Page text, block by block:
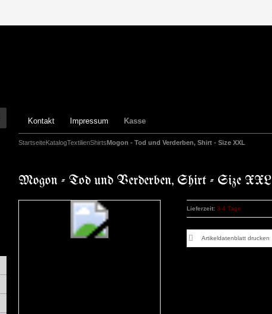
Kontakt Impressum Kasse
StartseiteKatalogTextilienShirtsMogon - Tod und Verderben, Shirt - Size XXL
Mogon - Tod und Verderben, Shirt - Size XXL
Lieferzeit: 3-4 Tage
Artikeldatenblatt drucken